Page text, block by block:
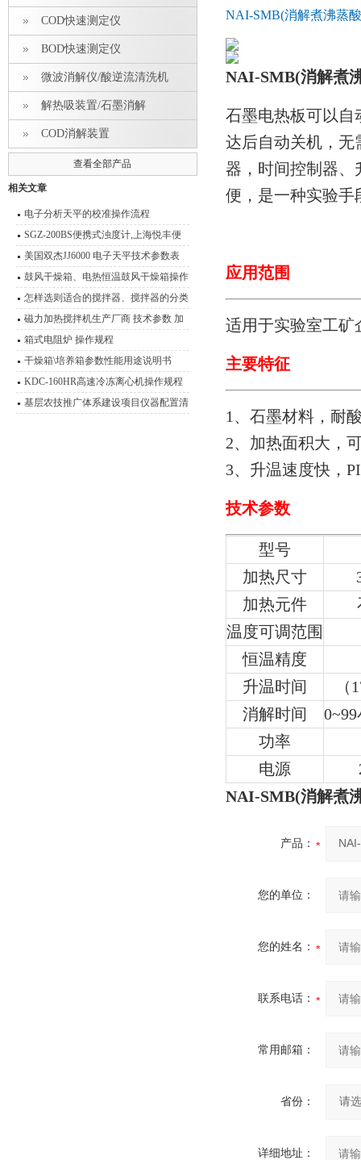
COD快速测定仪
BOD快速测定仪
微波消解仪/酸逆流清洗机
解热吸装置/石墨消解
COD消解装置
查看全部产品
相关文章
电子分析天平的校准操作流程
SGZ-200BS便携式浊度计,上海悦丰便
捷式浊度仪用途
美国双杰JJ6000 电子天平技术参数表
分析天平
鼓风干燥箱、电热恒温鼓风干燥箱操作
技术 性能特点
怎样选则适合的搅拌器、搅拌器的分类
型号 功能介绍
磁力加热搅拌机生产厂商 技术参数 加
热磁力搅拌器应用范围
箱式电阻炉 操作规程
干燥箱\培养箱参数性能用途说明书
KDC-160HR高速冷冻离心机操作规程
离心机使用与维护
基层农技推广体系建设项目仪器配置清
NAI-SMB(消解煮沸蒸
NAI-SMB(消解煮
石墨电热板可以自
达后自动关机，无
器，时间控制器
便，是一种实验手
应用范围
适用于实验室工矿
主要特征
1、石墨材料，耐
2、加热面积大，
3、升温速度快，
技术参数
型号
加热尺寸
加热元件
温度可调范围
恒温精度
升温时间
（
消解时间
功率
电源
NAI-SMB(消解煮
产品：
您的单位：
您的姓名：
联系电话：
常用邮箱：
省份：
详细地址：